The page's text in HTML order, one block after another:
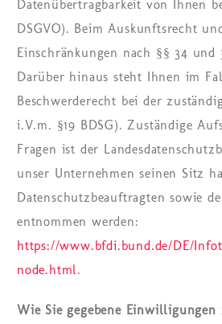
Datenübertragbarkeit von Ihnen
DSGVO). Beim Auskunftsrecht
Einschränkungen nach §§ 34 und
Darüber hinaus steht Ihnen im
Beschwerderecht bei der
i.V.m. §19 BDSG). Zuständige
Fragen ist der
unser Unternehmen seinen Sitz
Datenschutzbeauftragten sowie
entnommen werden:
https://www.bfdi.bund.de/DE/
node.html.
Wie Sie gegebene